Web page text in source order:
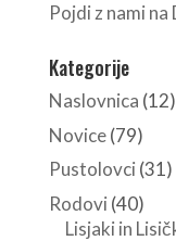
Pojdi z nami
Kategorije
Naslovnica (12)
Novice(79)
Pustolovci (31)
Rodovi (40)
Lisjaki in